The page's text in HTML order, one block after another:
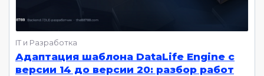
IT и Разработка
Адаптация шаблона DataLife Engine с
версии 14 до версии 20: разбор работ